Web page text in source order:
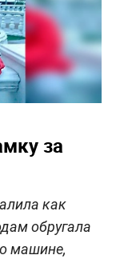
за
как
обругала
машине,